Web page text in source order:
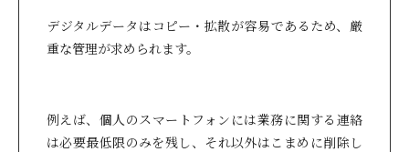
デジタルデータはコピー・拡散が容易であるため、厳
重な管理が求められます。
例えば、個人のスマートフォンには業務に関する連絡
は必要最低限のみを残し、それ以外はこまめに削除し